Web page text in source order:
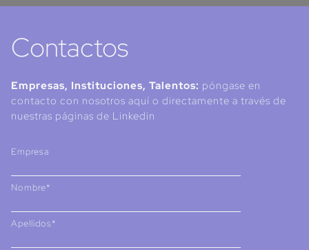
Contactos
Empresas, Instituciones, Talentos: póngase en
contacto con nosotros aquí o directamente a través de
nuestras páginas de Linkedin
Empresa
Nombre*
Apellidos*